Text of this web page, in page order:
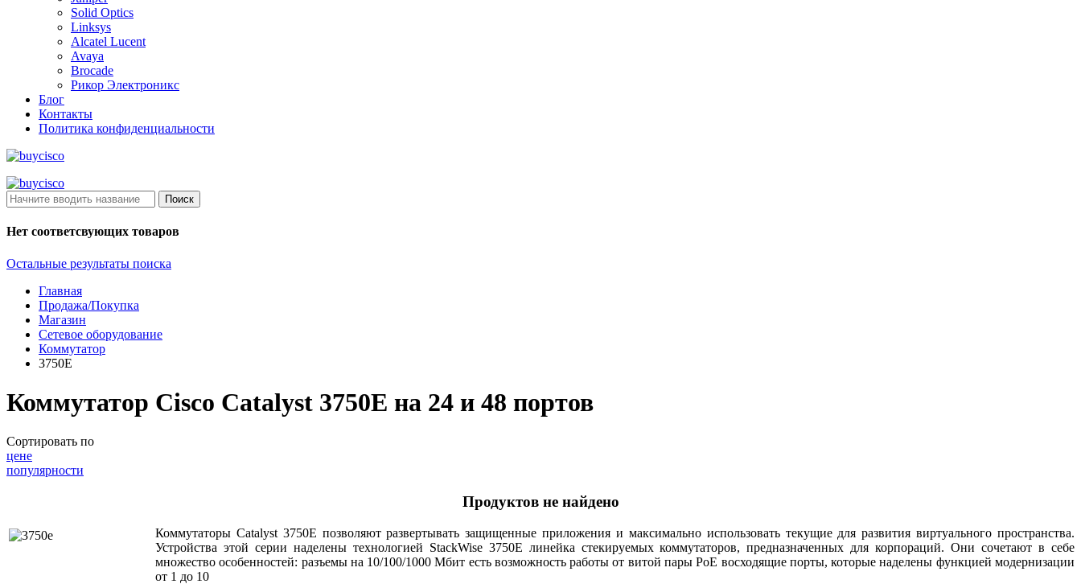
Solid Optics
Linksys
Alcatel Lucent
Avaya
Brocade
Рикор Электроникс
Блог
Контакты
Политика конфиденциальности
Поиск
Нет соответсвующих товаров
Остальные результаты поиска
Главная
Продажа/Покупка
Магазин
Сетевое оборудование
Коммутатор
3750E
Коммутатор Cisco Catalyst 3750Е на 24 и 48 портов
Сортировать по
цене
популярности
Продуктов не найдено
Коммутаторы Catalyst 3750E позволяют развертывать защищенные приложения и максимально использовать текущие для развития виртуального пространства.
Устройства этой серии наделены технологией StackWise 3750E линейка стекируемых коммутаторов, предназначенных для корпораций. Они сочетают в себе
множество особенностей: разъемы на 10/100/1000 Мбит есть возможность работы от витой пары PoE восходящие порты, которые наделены функцией модернизации
от 1 до 10